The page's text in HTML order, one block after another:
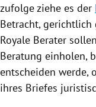
zufolge ziehe es der
Betracht, gerichtlich
Royale Berater
Beratung einholen,
entscheiden werde,
ihres Briefes